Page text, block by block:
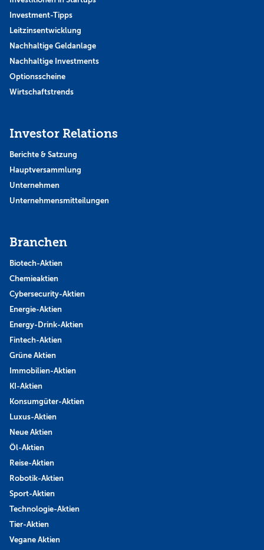
Investment-Tipps
Leitzinsentwicklung
Nachhaltige Geldanlage
Nachhaltige Investments
Optionsscheine
Wirtschaftstrends
Investor Relations
Berichte & Satzung
Hauptversammlung
Unternehmen
Unternehmensmitteilungen
Branchen
Biotech-Aktien
Chemieaktien
Cybersecurity-Aktien
Energie-Aktien
Energy-Drink-Aktien
Fintech-Aktien
Grüne Aktien
Immobilien-Aktien
KI-Aktien
Konsumgüter-Aktien
Luxus-Aktien
Neue Aktien
Öl-Aktien
Reise-Aktien
Robotik-Aktien
Sport-Aktien
Technologie-Aktien
Tier-Aktien
Vegane Aktien